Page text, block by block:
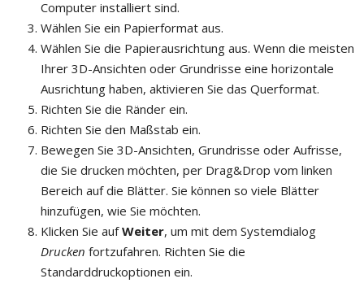
Computer installiert sind.
Wählen Sie ein Papierformat aus.
Wählen Sie die Papierausrichtung aus. Wenn die meisten
Ihrer 3D-Ansichten oder Grundrisse eine horizontale
Ausrichtung haben, aktivieren Sie das Querformat.
Richten Sie die Ränder ein.
Richten Sie den Maßstab ein.
Bewegen Sie 3D-Ansichten, Grundrisse oder Aufrisse,
die Sie drucken möchten, per Drag&Drop vom linken
Bereich auf die Blätter. Sie können so viele Blätter
hinzufügen, wie Sie möchten.
Klicken Sie aufWeiter, um mit dem Systemdialog
Drucken fortzufahren. Richten Sie die
Standarddruckoptionen ein.